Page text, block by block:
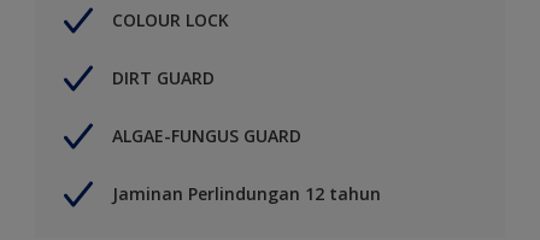
COLOUR LOCK
DIRT GUARD
ALGAE-FUNGUS GUARD
Jaminan Perlindungan 12 tahun